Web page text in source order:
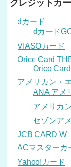
クレジットカ
dカード
dカード
VIASOカード
Orico Card
Orico
アメリカン・
ANA アメ
アメリカ
セゾンア
JCB CARD W
ACマスターカ
Yahoo!カード